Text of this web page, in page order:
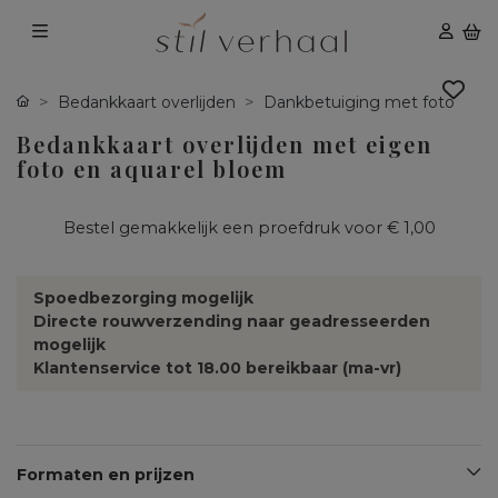
Bedankkaart overlijden Dankbetuiging met foto
Bedankkaart overlijden met eigen
foto en aquarel bloem
Bestel gemakkelijk een proefdruk voor € 1,00
Spoedbezorging mogelijk
Directe rouwverzending naar geadresseerden
mogelijk
Klantenservice tot 18.00 bereikbaar (ma-vr)
Formaten en prijzen